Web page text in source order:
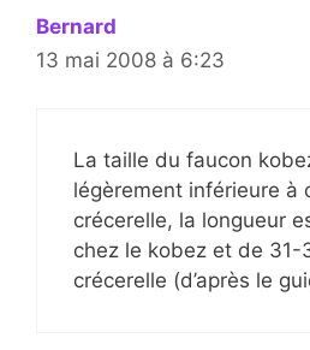
Bernard
13 mai 2008 à 6:23
La taille du faucon
légèrement inférieure à
crécerelle, la longueur
chez le kobez et de 31-
crécerelle (d’après le